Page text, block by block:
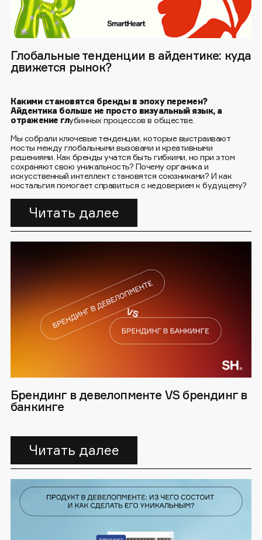
Глобальные тенденции в айдентике: куда
движется рынок?
Какими становятся бренды в эпоху перемен?
Айдентика больше не просто визуальный язык, а
отражение глубинных процессов в обществе.
Мы собрали ключевые тенденции, которые выстраивают
мосты между глобальными вызовами и креативными
решениями. Как бренды учатся быть гибкими, но при этом
сохраняют свою уникальность? Почему органика и
искусственный интеллект становятся союзниками? И как
ностальгия помогает справиться с недоверием к будущему?
Читать далее
Брендинг в девелопменте VS брендинг в
банкинге
Читать далее